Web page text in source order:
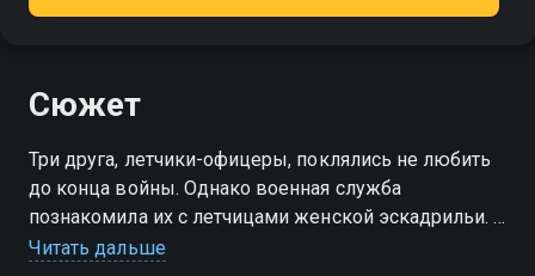
Сюжет
Три друга, летчики-офицеры, поклялись не любить
до конца войны. Однако военная служба
познакомила их с летчицами женской эскадрильи. И
друзья один за другим начали сдавать свои
Читать дальше